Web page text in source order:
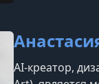
AI-креатор,